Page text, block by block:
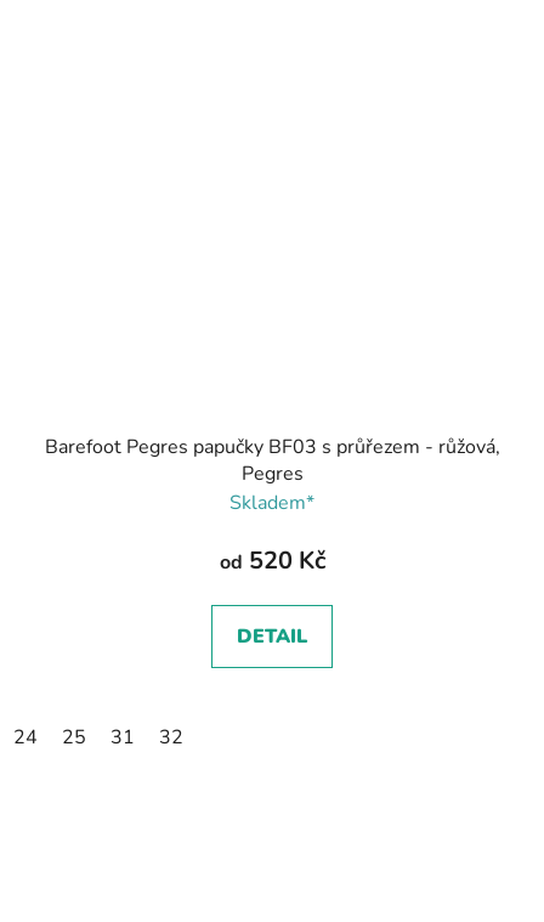
Barefoot Pegres papučky BF03 s průřezem - růžová,
Pegres
Skladem*
od 520 Kč
DETAIL
24 25 31 32